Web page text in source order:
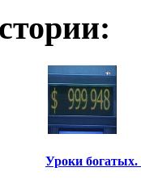
Уроки богатых.